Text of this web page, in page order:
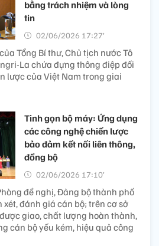
bằng trách nhiệm và lòng
tin
02/06/2026 17:27’
Tổng Bí thư, Chủ tịch nước Tô
La chứa đựng thông điệp đối
lược của Việt Nam trong giai
Tinh gọn bộ máy: Ứng dụng
các công nghệ chiến lược
bảo đảm kết nối liên thông,
đồng bộ
02/06/2026 17:10’
đề nghị, Đảng bộ thành phố
đánh giá cán bộ; trên cơ sở
giao, chất lượng hoàn thành,
cán bộ yếu kém, hiệu quả công